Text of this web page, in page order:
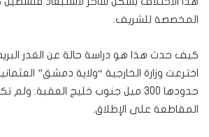
المخصصة للشريف.
اخترعت وزارة الخارجية “ولاية دمشق”
حدودها 300 ميل جنوب خليج العقبة.
المقاطعة على الإطلاق.